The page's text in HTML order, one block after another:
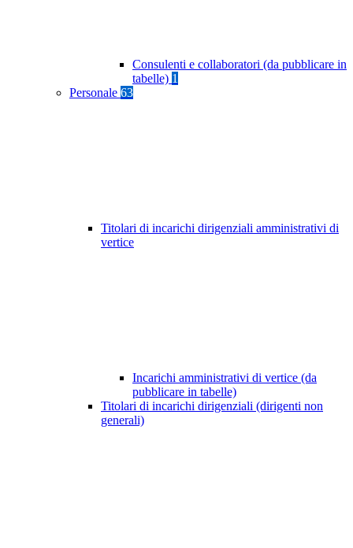
Consulenti e collaboratori (da pubblicare in
tabelle) 1
Personale 63
Titolari di incarichi dirigenziali amministrativi di
vertice
Incarichi amministrativi di vertice (da
pubblicare in tabelle)
Titolari di incarichi dirigenziali (dirigenti non
generali)